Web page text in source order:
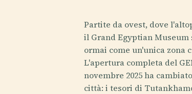
Partite da ovest, dove
il Grand Egyptian Museum
ormai come un'unica zona
L'apertura completa del
novembre 2025 ha
città: i tesori di